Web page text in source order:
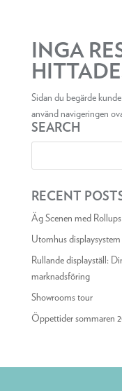
INGA
Sidan du begärde
använd navigeringen
SEARCH
RECENT
Äg Scenen med
Utomhus
Rullande displayställ:
marknadsföring
Showrooms tour
Öppettider sommaren